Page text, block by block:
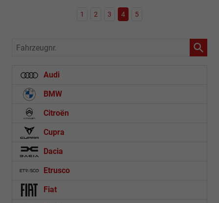
1 2 3 4 5
Fahrzeugnr.
Audi
BMW
Citroën
Cupra
Dacia
Etrusco
Fiat